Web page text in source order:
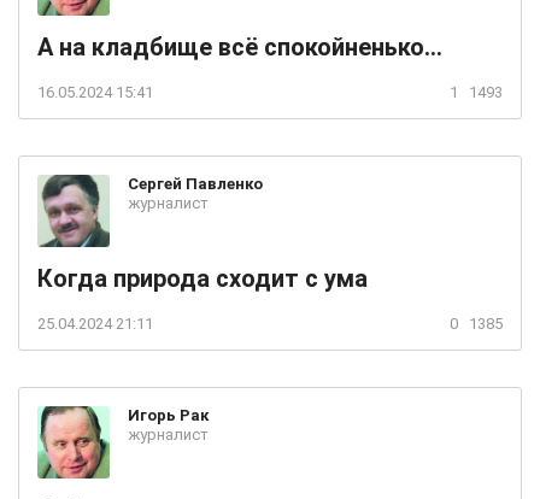
А на кладбище всё спокойненько...
16.05.2024 15:41 1 1493
Сергей Павленко
журналист
Когда природа сходит с ума
25.04.2024 21:11 0 1385
Игорь Рак
журналист